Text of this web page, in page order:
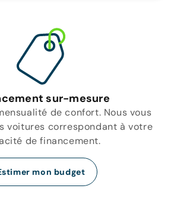
sur-mesure
de confort. Nous vous
voitures correspondant à votre
de financement.
mon budget